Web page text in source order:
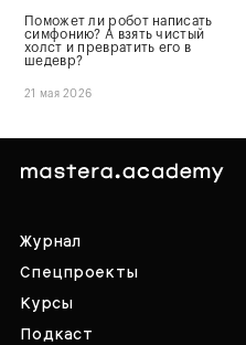
Поможет ли робот написать
симфонию? А взять чистый
холст и превратить его в
шедевр?
21 мая 2026
Журнал
Спецпроекты
Курсы
Подкаст